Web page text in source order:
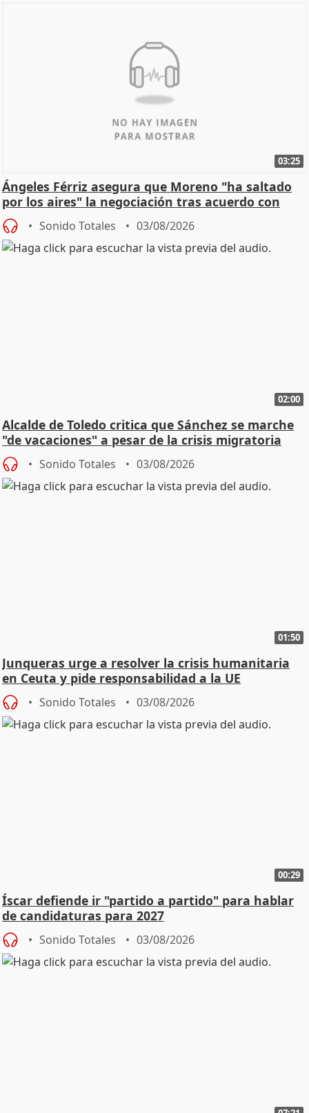
03:25
Ángeles Férriz asegura que Moreno "ha saltado
por los aires" la negociación tras acuerdo con
SMA
Sonido Totales 03/08/2026
02:00
Alcalde de Toledo critica que Sánchez se marche
"de vacaciones" a pesar de la crisis migratoria
Sonido Totales 03/08/2026
01:50
Junqueras urge a resolver la crisis humanitaria
en Ceuta y pide responsabilidad a la UE
Sonido Totales 03/08/2026
00:29
Íscar defiende ir "partido a partido" para hablar
de candidaturas para 2027
Sonido Totales 03/08/2026